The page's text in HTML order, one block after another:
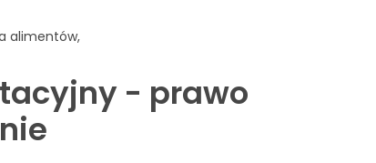
alimentów,
- prawo